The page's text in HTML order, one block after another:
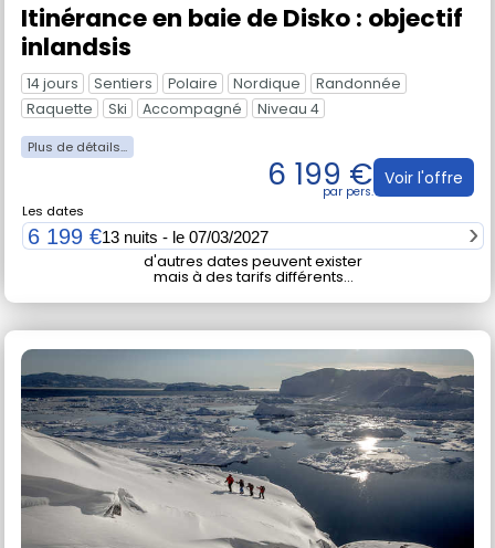
Itinérance en baie de Disko : objectif
inlandsis
14 jours Sentiers Polaire Nordique
Randonnée
Raquette
Ski Accompagné Niveau 4
6 199 € Voir l'offre
Les dates
6 199 €13 nuits - le 07/03/2027
d'autres dates peuvent exister
mais à des tarifs différents...